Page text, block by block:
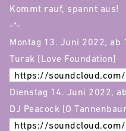
Kommt rauf, spannt aus!
-*-
Montag 13. Juni 2022, ab
Turak [Love Foundation]
https://
Dienstag 14. Juni 2022,
DJ Peacock [O
https://